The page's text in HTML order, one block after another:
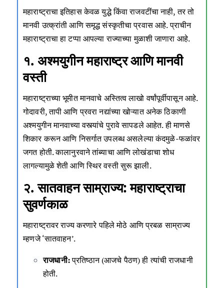
महाराष्ट्राचा इतिहास केवळ युद्धे किंवा राजवटींचा नाही, तर तो
मानवी उत्क्रांती आणि समृद्ध संस्कृतीचा प्रवास आहे. प्राचीन
महाराष्ट्राचा हा टप्पा आपल्या राज्याच्या मुळाशी जाणारा आहे.
१. अश्मयुगीन महाराष्ट्र आणि मानवी
वस्ती
महाराष्ट्राच्या भूमीत मानवाचे अस्तित्व लाखो वर्षांपूर्वीपासून आहे.
गोदावरी, तापी आणि प्रवरा नद्यांच्या खोऱ्यात अनेक ठिकाणी
अश्मयुगीन मानवाच्या वस्त्यांचे पुरावे सापडले आहेत. ही माणसे
शिकार करून आणि निसर्गात उपलब्ध असलेल्या कंदमुळे-फळांवर
जगत होती. कालानुरवाने तांब्याचा आणि लोखंडाचा शोध
लागल्यामुळे शेती आणि स्थिर वस्ती सुरू झाली.
२. सातवाहन साम्राज्य: महाराष्ट्राचा
सुवर्णकाळ
महाराष्ट्रावर राज्य करणारे पहिले मोठे आणि प्रबळ साम्राज्य
म्हणजे ‘सातवाहन’.
राजधानी:प्रतिष्ठान (आजचे पैठण) ही त्यांची राजधानी
होती.